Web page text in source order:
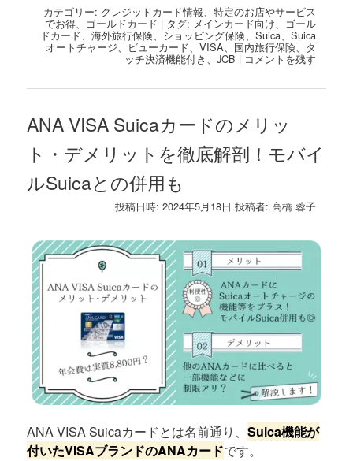
カテゴリー: クレジットカード情報、特定のお店やサービス
でお得、 ゴールドカード | タグ: メインカード向け、 ゴール
ドカード、海外旅行保険、 ショッピング保険、Suica、Suica
オートチャージ、 ビューカード、VISA、 国内旅行保険、 タ
ッチ決済機能付き 、JCB | コメントを残す
ANA VISA Suicaカードのメリッ
ト・デメリットを徹底解剖！モバイ
ルSuicaとの併用も
投稿日時:2024年5月18日 投稿者:高橋 蓉子
ANA VISA Suicaカードとは名前通り、Suica機能が
付いたVISAブランドのANAカードです。